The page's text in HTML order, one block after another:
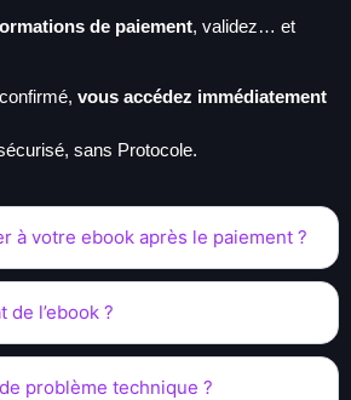
de paiement, validez… et
vous accédez immédiatement
sans Protocole.
à votre ebook après le paiement ?
de l’ebook ?
problème technique ?